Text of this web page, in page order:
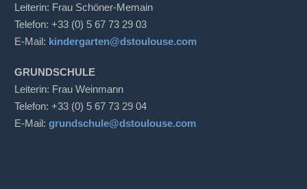
Leiterin: Frau Schöner-Memain
Telefon: +33 (0) 5 67 73 29 03
E-Mail: kindergarten@dstoulouse.com
GRUNDSCHULE
Leiterin: Frau Weinmann
Telefon: +33 (0) 5 67 73 29 04
E-Mail:grundschule@dstoulouse.com